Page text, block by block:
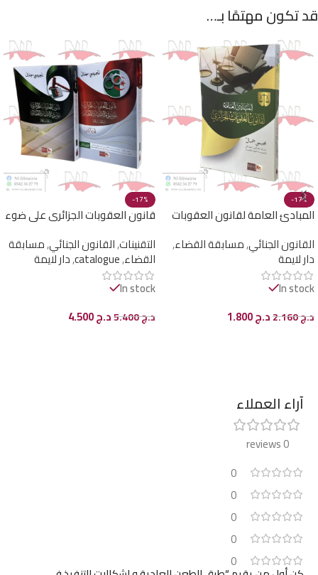
قد تكون مهتمًا بـ…
-17%
المبادئ العامة لقانون العقوبات
القانون الجنائي,مسابقة القضاء,
دار لايمة
In stock
د.ج2.160 د.ج
-17%
قانون العقوبات الجزائري على ضوء
التقنينات,القانون الجنائي,مسابقة
القضاء,
catalogue
,دار لايمة
In stock
د.ج5.400 د.ج
آراء العملاء
0 reviews
0
0
0
0
0